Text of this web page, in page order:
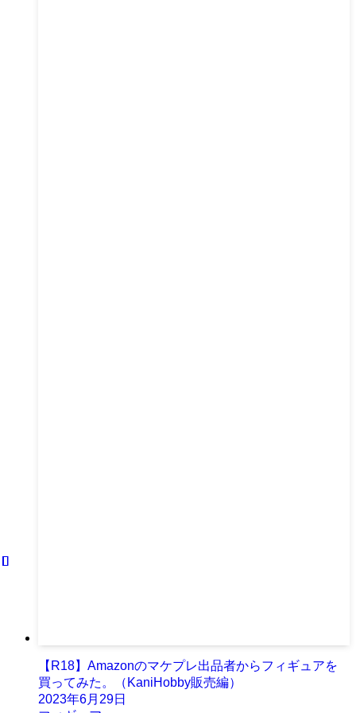
【R18】Amazonのマケプレ出品者からフィギュアを
買ってみた。（KaniHobby販売編）
2023年6月29日